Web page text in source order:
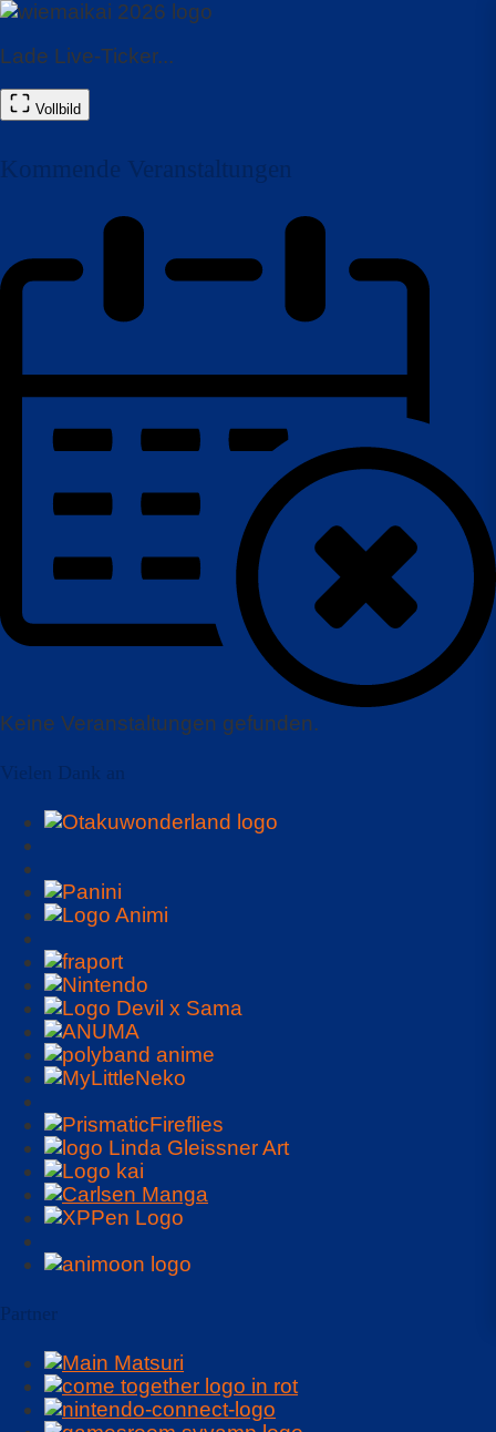
Lade Live-Ticker...
Vollbild
Kommende Veranstaltungen
Keine Veranstaltungen gefunden.
Vielen Dank an
Partner